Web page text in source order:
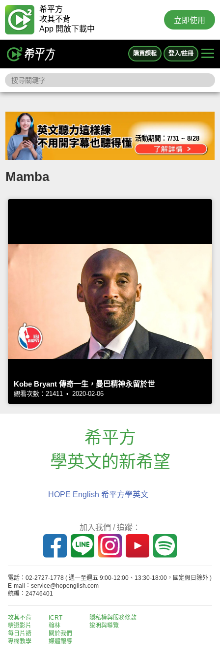
希平方
攻其不背
App 開放下載中
立即使用
購買課程 登入/註冊
活動期間：7/31 ~ 8/28
Mamba
Kobe Bryant 傳奇一生，曼巴精神永留於世
觀看次數：21411 • 2020-02-06
希平方
學英文的新希望
HOPE English 希平方學英文
加入我們 / 追蹤：
電話：02-2727-1778 ( 週一至週五 9:00-12:00、13:30-18:00，國定假日除外 )
E-mail：service@hopenglish.com
統編：24746401
攻其不背
精選影片
每日片語
專欄教學
ICRT
翰林
關於我們
媒體報導
隱私權與服務條款
說明與導覽